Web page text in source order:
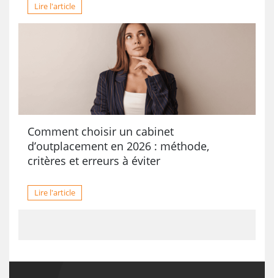
Lire l'article
Comment choisir un cabinet
d’outplacement en 2026 : méthode,
critères et erreurs à éviter
Lire l'article